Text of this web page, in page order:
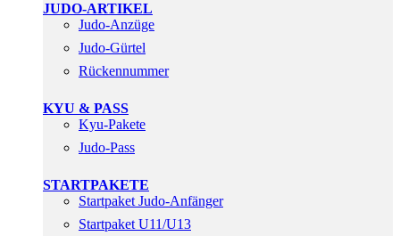
JUDO-ARTIKEL
Judo-Anzüge
Judo-Gürtel
Rückennummer
KYU & PASS
Kyu-Pakete
Judo-Pass
STARTPAKETE
Startpaket Judo-Anfänger
Startpaket U11/U13